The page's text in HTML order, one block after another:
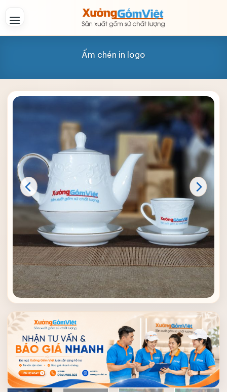
Ấm chén in logo